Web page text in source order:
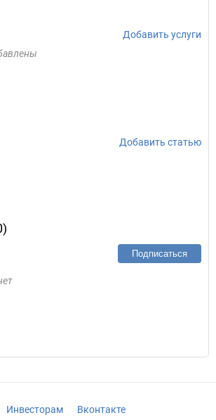
Добавить услуги
Добавить статью
Подписаться
Инвесторам Вконтакте